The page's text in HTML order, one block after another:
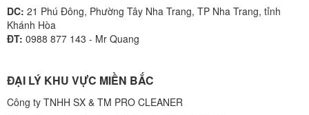
DC: 21 Phú Đông, Phường Tây Nha Trang, TP Nha Trang, tỉnh
Khánh Hòa
ĐT: 0988 877 143 - Mr Quang
ĐẠI LÝ KHU VỰC MIỀN BẮC
Công ty TNHH SX & TM PRO CLEANER